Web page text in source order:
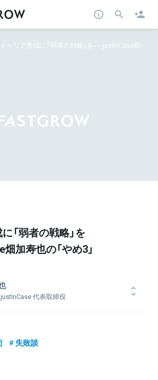
キャリア形成に「弱者の戦略」を──justInCase畑加寿也の「やめ3」
「弱者の戦略」を
加寿也の「やめ3」
代表取締役
険数理モデルが編み出され、一般消費者は理
いをテクノロジーに込めて、保険業界を「助け
業後、保険数理コンサルティング会社Millimanで
ンサルティングに従事後、JPモルガン証券・野
失敗談